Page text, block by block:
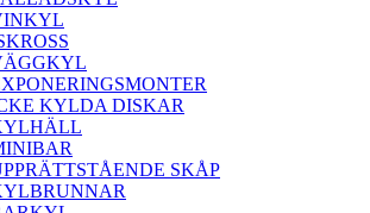
KYLDA DISKAR
SKÅP